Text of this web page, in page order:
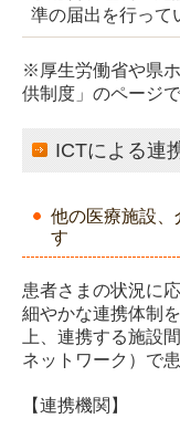
準の届出を行って
※厚生労働省や県
供制度」のページ
ICTによる連
他の医療施設、
す
患者さまの状況に
細やかな連携体制
上、連携する施設
ネットワーク）で
【連携機関】